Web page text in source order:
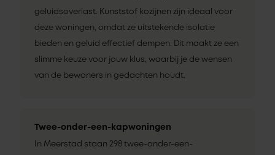
geluidsoverlast. Kunststof kozijnen zijn ideaal voor
deze woningen, omdat ze uitstekende isolatie
bieden en geluid effectief dempen. Dit maakt ze een
slimme keuze voor jouw klus, waarbij je de wensen
van de bewoners in gedachten houdt.
Twee-onder-een-kapwoningen
In Meerstad staan 298 twee-onder-een-